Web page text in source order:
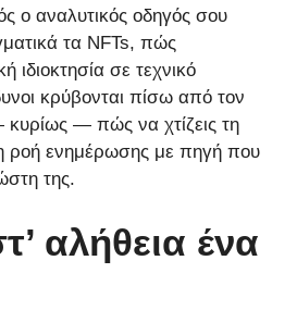
ο αναλυτικός οδηγός σου
τα NFTs, πώς
ιδιοκτησία σε τεχνικό
κρύβονται πίσω από τον
— πώς να χτίζεις τη
ροή ενημέρωσης με πηγή που
της.
αλήθεια ένα